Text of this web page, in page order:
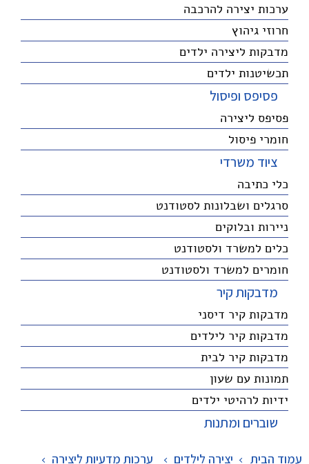
ערכות יצירה להרכבה
חרוזי גיהוץ
מדבקות ליצירה ילדים
תכשיטנות ילדים
פסיפס ופיסול
פסיפס ליצירה
חומרי פיסול
ציוד משרדי
כלי כתיבה
סרגלים ושבלונות לסטודנט
ניירות ובלוקים
כלים למשרד ולסטודנט
חומרים למשרד ולסטודנט
מדבקות קיר
מדבקות קיר דיסני
מדבקות קיר לילדים
מדבקות קיר לבית
תמונות עם שעון
ידיות לרהיטי ילדים
שוברים ומתנות
עמוד הבית יצירה לילדים > ערכות מדעיות ליצירה >